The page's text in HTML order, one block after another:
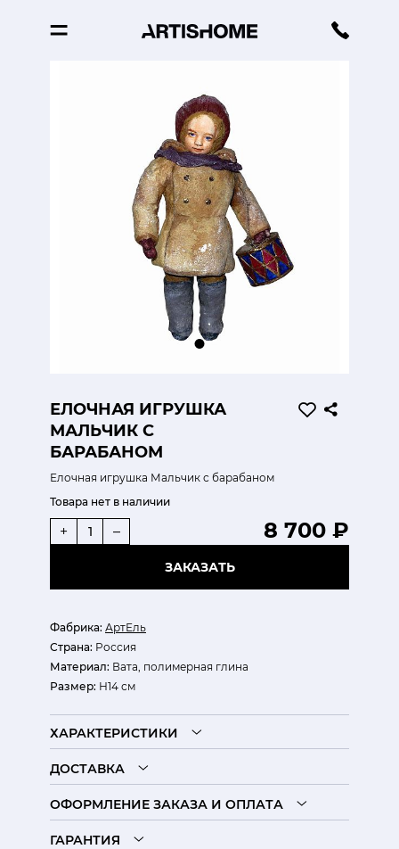
ЕЛОЧНАЯ ИГРУШКА
МАЛЬЧИК С
БАРАБАНОМ
Елочная игрушка Мальчик с барабаном
Фабрика: АртЕль
Страна: Россия
Материал: Вата, полимерная глина
Размер: Н14 см
Товара нет в наличии
8 700 ₽
+ –
ЗАКАЗАТЬ
ХАРАКТЕРИСТИКИ
ДОСТАВКА
ОФОРМЛЕНИЕ ЗАКАЗА И ОПЛАТА
ГАРАНТИЯ